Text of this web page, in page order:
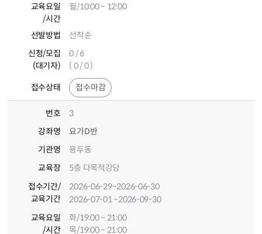
교육요일
/시간
월/10:00 ~ 12:00
선발방법
선착순
신청/모집
(대기자)
0 / 6
( 0 / 0 )
접수상태 접수마감
번호
3
강좌명
요가D반
기관명
용두동
교육장
5층 다목적강당
접수기간/
교육기간
2026-06-29~2026-06-30
2026-07-01 ~2026-09-30
교육요일
/시간
화/19:00 ~ 21:00
목/19:00 ~ 21:00